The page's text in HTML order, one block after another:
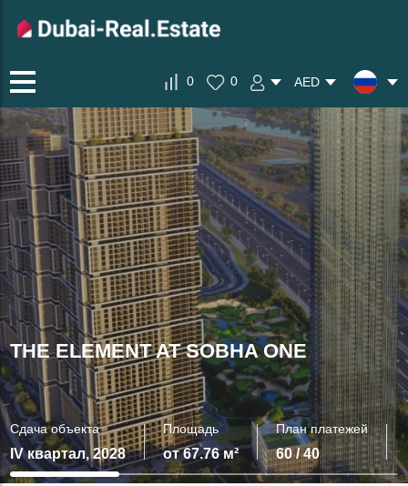
0 0 AED
THE ELEMENT AT SOBHA ONE
Сдача объекта
IV квартал, 2028
Площадь
от 67.76 м²
План платежей
60 / 40